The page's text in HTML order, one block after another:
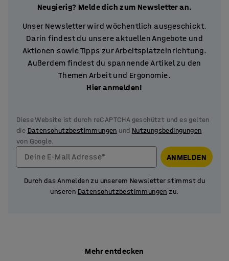
Neugierig? Melde dich zum Newsletter an.
Unser Newsletter wird wöchentlich ausgeschickt.
Darin findest du unsere aktuellen Angebote und
Aktionen sowie Tipps zur Arbeitsplatzeinrichtung.
Außerdem findest du spannende Artikel zu den
Themen Arbeit und Ergonomie.
Hier anmelden!
Diese Website ist durch reCAPTCHA geschützt und es gelten
die Datenschutzbestimmungen und Nutzungsbedingungen
von Google.
Deine E-Mail Adresse* ANMELDEN
Durch das Anmelden zu unserem Newsletter stimmst du
unseren Datenschutzbestimmungen zu.
Mehr entdecken